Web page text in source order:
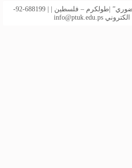
جامعة فلسطين التقنية “خضوري” |طولكرم – فلسطين | | 688199-92-
info@ptuk.edu.ps